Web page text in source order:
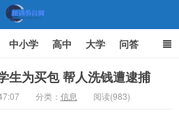
中小学 高中 大学 问答
生为买包 帮人洗钱遭逮捕
分类： 信息 阅读(983)